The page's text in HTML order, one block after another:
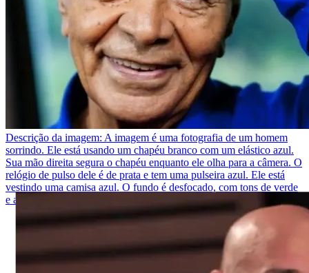
Descrição da imagem: A imagem é uma fotografia de um homem
sorrindo. Ele está usando um chapéu branco com um elástico azul.
Sua mão direita segura o chapéu enquanto ele olha para a câmera. O
relógio de pulso dele é de prata e tem uma pulseira azul. Ele está
vestindo uma camisa azul. O fundo é desfocado, com tons de verde
e azul.